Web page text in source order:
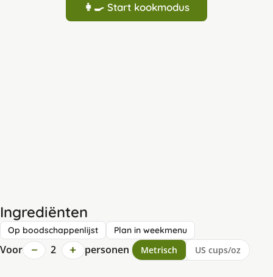
👩‍🍳 Start kookmodus
Ingrediënten
Op boodschappenlijst Plan in weekmenu
Voor − 2 + personen Metrisch US cups/oz